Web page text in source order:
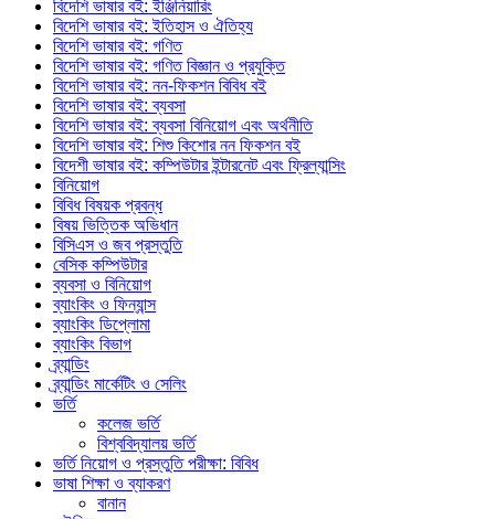
বিদেশি ভাষার বই: ইঞ্জিনিয়ারিং
বিদেশি ভাষার বই: ইতিহাস ও ঐতিহ্য
বিদেশি ভাষার বই: গণিত
বিদেশি ভাষার বই: গণিত বিজ্ঞান ও প্রযুক্তি
বিদেশি ভাষার বই: নন-ফিকশন বিবিধ বই
বিদেশি ভাষার বই: ব্যবসা
বিদেশি ভাষার বই: ব্যবসা বিনিয়োগ এবং অর্থনীতি
বিদেশি ভাষার বই: শিশু কিশোর নন ফিকশন বই
বিদেশী ভাষার বই: কম্পিউটার ইন্টারনেট এবং ফ্রিল্যান্সিং
বিনিয়োগ
বিবিধ বিষয়ক প্রবন্ধ
বিষয় ভিত্তিক অভিধান
বিসিএস ও জব প্রস্তুতি
বেসিক কম্পিউটার
ব্যবসা ও বিনিয়োগ
ব্যাংকিং ও ফিন্যান্স
ব্যাংকিং ডিপ্লোমা
ব্যাংকিং বিভাগ
ব্র্যান্ডিং
ব্র্যান্ডিং মার্কেটিং ও সেলিং
ভর্তি
কলেজ ভর্তি
বিশ্ববিদ্যালয় ভর্তি
ভর্তি নিয়োগ ও প্রস্তুতি পরীক্ষা: বিবিধ
ভাষা শিক্ষা ও ব্যাকরণ
বানান